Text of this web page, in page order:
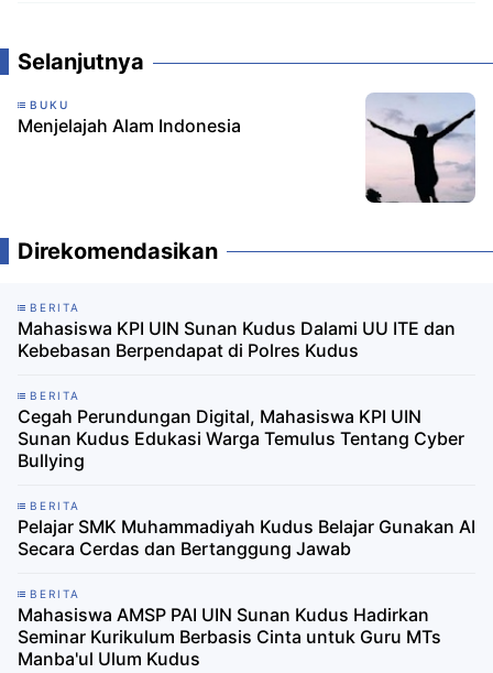
Selanjutnya
BUKU
Menjelajah Alam Indonesia
Direkomendasikan
BERITA
Mahasiswa KPI UIN Sunan Kudus Dalami UU ITE dan
Kebebasan Berpendapat di Polres Kudus
BERITA
Cegah Perundungan Digital, Mahasiswa KPI UIN
Sunan Kudus Edukasi Warga Temulus Tentang Cyber
Bullying
BERITA
Pelajar SMK Muhammadiyah Kudus Belajar Gunakan AI
Secara Cerdas dan Bertanggung Jawab
BERITA
Mahasiswa AMSP PAI UIN Sunan Kudus Hadirkan
Seminar Kurikulum Berbasis Cinta untuk Guru MTs
Manba'ul Ulum Kudus